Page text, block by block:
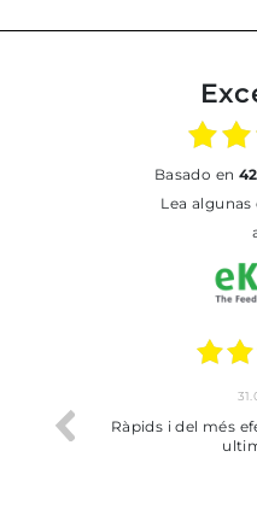
basado en
Lea algunas de las opiniones
Ràpids i del més efecient
ultimament.